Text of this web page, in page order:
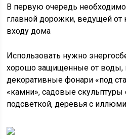
В первую очередь
главной дорожки, ведущей от
входу дома
Использовать нужно
хорошо защищенные от воды,
декоративные фонари «под
«камни», садовые скульптуры
подсветкой, деревья с